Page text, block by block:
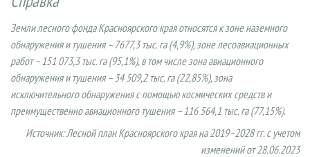
Земли лесного фонда Красноярского края относятся к зоне наземного
обнаружения и тушения – 7677,3 тыс. га (4,9%), зоне лесоавиационных
работ – 151 073,3 тыс. га (95,1%), в том числе зона авиационного
обнаружения и тушения – 34 509,2 тыс. га (22,85%), зона
исключительного обнаружения с помощью космических средств и
преимущественно авиационного тушения – 116 564,1 тыс. га (77,15%).
Источник: Лесной план Красноярского края на 2019–2028 гг. с учетом
изменений от 28.06.2023